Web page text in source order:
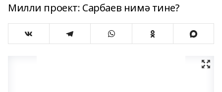
Милли проект: Сарбаев нимә тине?